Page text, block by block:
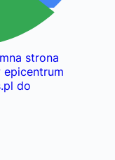
strona
epicentrum
do